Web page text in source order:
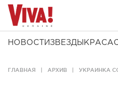
НОВОСТИ ЗВЕЗДЫ КРАСА
ГЛАВНАЯ АРХИВ УКРАИНКА